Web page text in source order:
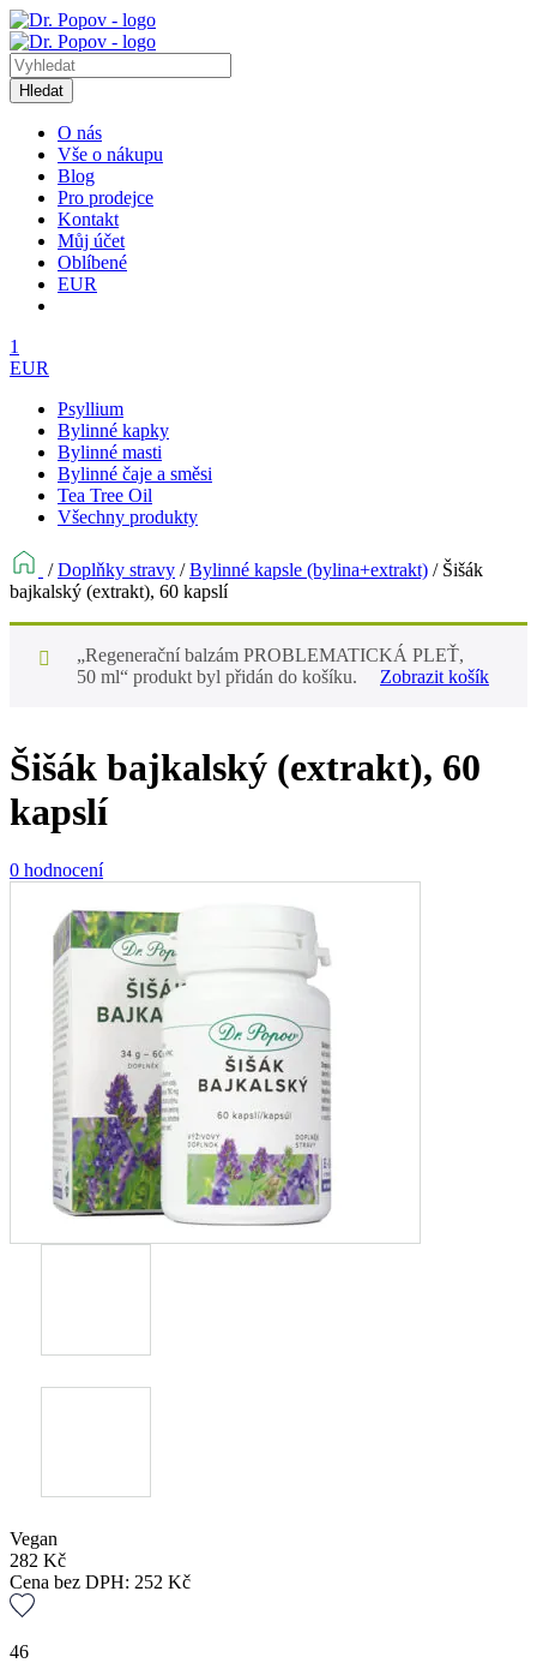
Hledat
O nás
Vše o nákupu
Blog
Pro prodejce
Kontakt
Můj účet
Oblíbené
EUR
1
EUR
Psyllium
Bylinné kapky
Bylinné masti
Bylinné čaje a směsi
Tea Tree Oil
Všechny produkty
/Doplňky stravy /Bylinné kapsle (bylina+extrakt) / Šišák
bajkalský (extrakt), 60 kapslí
„Regenerační balzám PROBLEMATICKÁ PLEŤ,
50 ml“ produkt byl přidán do košíku.
Zobrazit košík
Šišák bajkalský (extrakt), 60
kapslí
0 hodnocení
Vegan
282 Kč
Cena bez DPH: 252 Kč
46